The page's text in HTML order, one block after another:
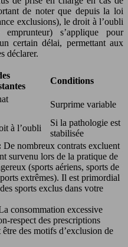
de noter que depuis la loi
exclusions), le droit à l’oubli
s’applique pour
certain délai, permettant aux
déclarer.
Conditions
Surprime variable
à l’oubli
Si la pathologie est
stabilisée
De nombreux contrats excluent
survenu lors de la pratique de
(sports aériens, sports de
extrêmes). Il est primordial
sports exclus dans votre
consommation excessive
respect des prescriptions
des motifs d’exclusion de